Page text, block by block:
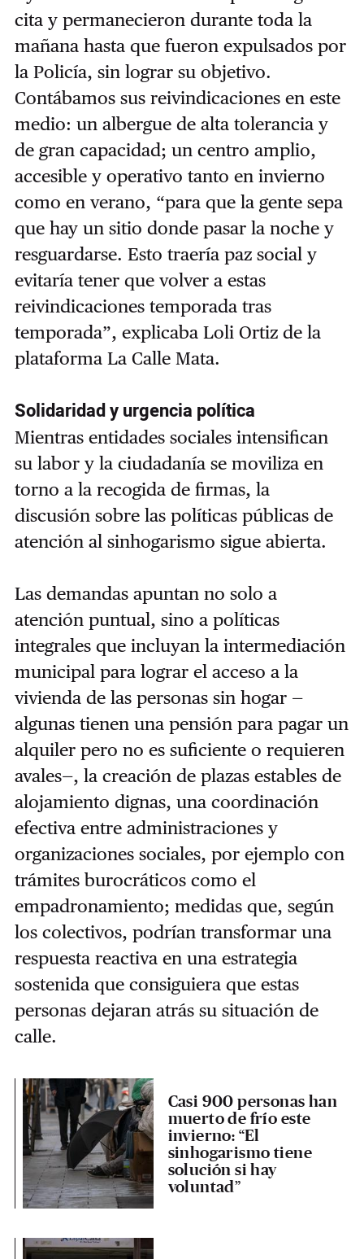
cita y permanecieron durante toda la
mañana hasta que fueron expulsados por
la Policía, sin lograr su objetivo.
Contábamos sus reivindicaciones en este
medio: un albergue de alta tolerancia y
de gran capacidad; un centro amplio,
accesible y operativo tanto en invierno
como en verano, “para que la gente sepa
que hay un sitio donde pasar la noche y
resguardarse. Esto traería paz social y
evitaría tener que volver a estas
reivindicaciones temporada tras
temporada”, explicaba Loli Ortiz de la
plataforma La Calle Mata.
Solidaridad y urgencia política
Mientras entidades sociales intensifican
su labor y la ciudadanía se moviliza en
torno a la recogida de firmas, la
discusión sobre las políticas públicas de
atención al sinhogarismo sigue abierta.
Las demandas apuntan no solo a
atención puntual, sino a políticas
integrales que incluyan la intermediación
municipal para lograr el acceso a la
vivienda de las personas sin hogar —
algunas tienen una pensión para pagar un
alquiler pero no es suficiente o requieren
avales—, la creación de plazas estables de
alojamiento dignas, una coordinación
efectiva entre administraciones y
organizaciones sociales, por ejemplo con
trámites burocráticos como el
empadronamiento; medidas que, según
los colectivos, podrían transformar una
respuesta reactiva en una estrategia
sostenida que consiguiera que estas
personas dejaran atrás su situación de
calle.
Casi 900 personas han
muerto de frío este
invierno: “El
sinhogarismo tiene
solución si hay
voluntad”